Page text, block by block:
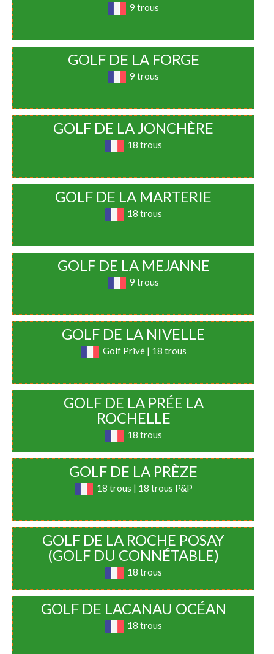
9 trous
GOLF DE LA FORGE
9 trous
GOLF DE LA JONCHÈRE
18 trous
GOLF DE LA MARTERIE
18 trous
GOLF DE LA MEJANNE
9 trous
GOLF DE LA NIVELLE
Golf Privé | 18 trous
GOLF DE LA PRÉE LA
ROCHELLE
18 trous
GOLF DE LA PRÈZE
18 trous | 18 trous P&P
GOLF DE LA ROCHE POSAY
(GOLF DU CONNÉTABLE)
18 trous
GOLF DE LACANAU OCÉAN
18 trous